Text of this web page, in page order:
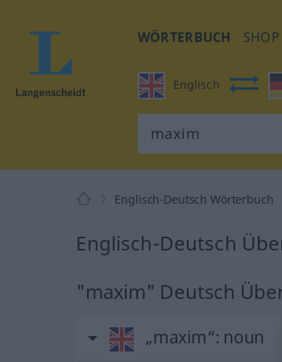
WÖRTERBUCH SHOP
Englisch
Englisch-Deutsch Wörterbuch
Englisch-Deutsch
"maxim" Deutsch
„maxim“: noun